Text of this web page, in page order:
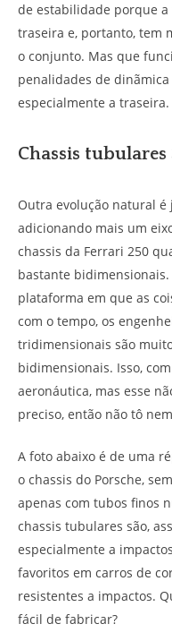
de estabilidade porque
traseira e, portanto, tem
o conjunto. Mas que
penalidades de
especialmente a traseira.
Chassis tubulares
Outra evolução natural
adicionando mais um
chassis da Ferrari 250
bastante
plataforma em que as
com o tempo, os
tridimensionais são
bidimensionais. Isso,
aeronáutica, mas esse
preciso, então não tô
A foto abaixo é de uma
o chassis do Porsche,
apenas com tubos finos
chassis tubulares são,
especialmente a
favoritos em carros de
resistentes a impactos.
fácil de fabricar?